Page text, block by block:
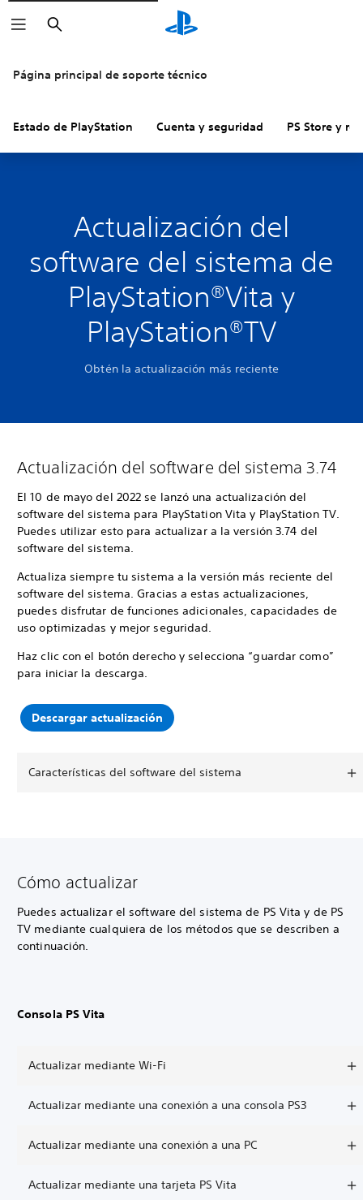
Buscar
Página principal de soporte técnico
Estado de PlayStation Cuenta y seguridad PS Store y
Actualización del
software del sistema de
PlayStation®Vita y
PlayStation®TV
Obtén la actualización más reciente
Actualización del software del sistema 3.74
El 10 de mayo del 2022 se lanzó una actualización del
software del sistema para PlayStation Vita y PlayStation TV.
Puedes utilizar esto para actualizar a la versión 3.74 del
software del sistema.
Actualiza siempre tu sistema a la versión más reciente del
software del sistema. Gracias a estas actualizaciones,
puedes disfrutar de funciones adicionales, capacidades de
uso optimizadas y mejor seguridad.
Haz clic con el botón derecho y selecciona “guardar como”
para iniciar la descarga.
Descargar actualización
Características del software del sistema
Cómo actualizar
Puedes actualizar el software del sistema de PS Vita y de PS
TV mediante cualquiera de los métodos que se describen a
continuación.
Consola PS Vita
Actualizar mediante Wi-Fi
Actualizar mediante una conexión a una consola PS3
Actualizar mediante una conexión a una PC
Actualizar mediante una tarjeta PS Vita